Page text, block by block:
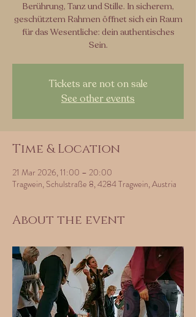
Berührung, Tanz und Stille. In sicherem,
geschütztem Rahmen öffnet sich ein Raum
für das Wesentliche: dein authentisches
Sein.
Tickets are not on sale
See other events
Time & Location
21 Mar 2026, 11:00 – 20:00
Tragwein, Schulstraße 8, 4284 Tragwein, Austria
About the event